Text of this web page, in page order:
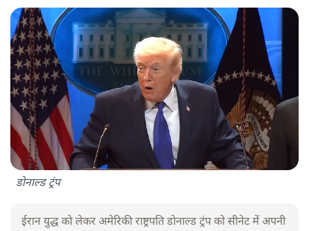
डोनाल्ड ट्रंप
ईरान युद्ध को लेकर अमेरिकी राष्ट्रपति डोनाल्ड ट्रंप को सीनेट में अपनी